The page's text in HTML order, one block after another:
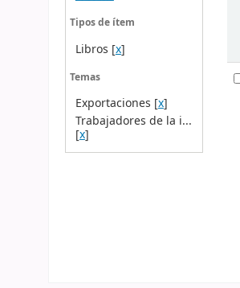
Tipos de ítem
Libros [x]
Temas
Exportaciones [x]
Trabajadores de la i...
[x]